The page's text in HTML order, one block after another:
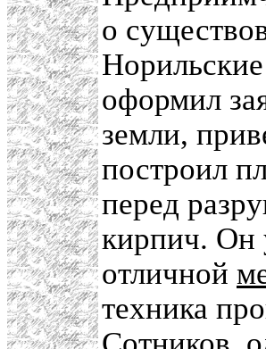
о
оформил
земли,
построил
перед
кирпич. Он
отличной
техника